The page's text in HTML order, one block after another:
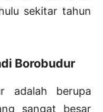
sekitar tahun
Borobudur
adalah berupa
sangat besar